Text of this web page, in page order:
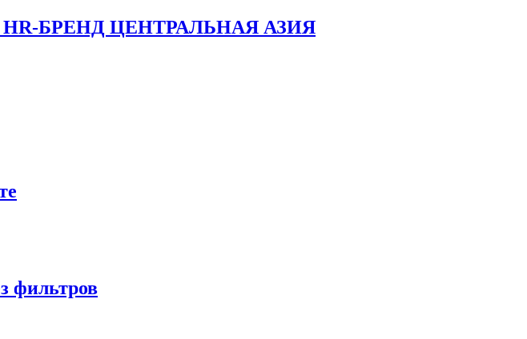
БРЕНД ЦЕНТРАЛЬНАЯ АЗИЯ
фильтров